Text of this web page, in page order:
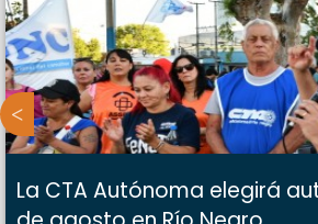
La CTA Autónoma elegirá